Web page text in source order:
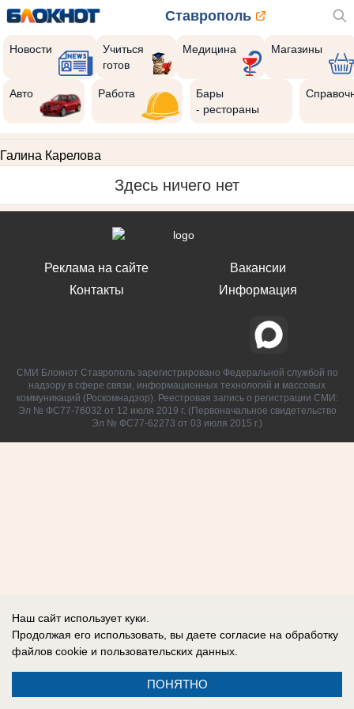
Ставрополь
Новости
Учиться
готов
Медицина Магазины
Авто Работа
Бары
- рестораны
Галина Карелова
Здесь ничего нет
Реклама на сайте
Контакты
Вакансии
Информация
СМИ Блокнот Ставрополь зарегистрировано Федеральной службой по
надзору в сфере связи, информационных технологий и массовых
коммуникаций (Роскомнадзор). Реестровая запись о регистрации СМИ:
Эл № ФС77-76032 от 12 июля 2019 г. (Первоначальное свидетельство
Эл № ФС77-62273 от 03 июля 2015 г.)
Наш сайт использует куки.
Продолжая его использовать, вы даете согласие на обработку
файлов cookie и пользовательских данных.
ПОНЯТНО